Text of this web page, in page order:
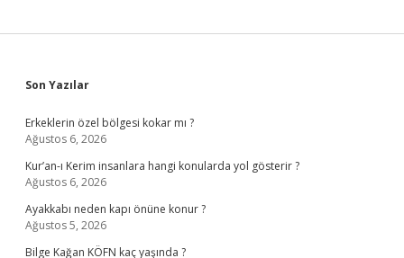
Sidebar
Son Yazılar
Erkeklerin özel bölgesi kokar mı ?
Ağustos 6, 2026
Kur’an-ı Kerim insanlara hangi konularda yol gösterir ?
Ağustos 6, 2026
Ayakkabı neden kapı önüne konur ?
Ağustos 5, 2026
Bilge Kağan KÖFN kaç yaşında ?